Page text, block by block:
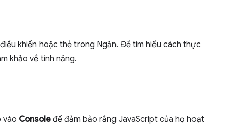
khiển hoặc thẻ trong Ngăn. Để tìm hiểu cách thực
khảo về tính năng.
vào Console để đảm bảo rằng JavaScript của họ hoạt